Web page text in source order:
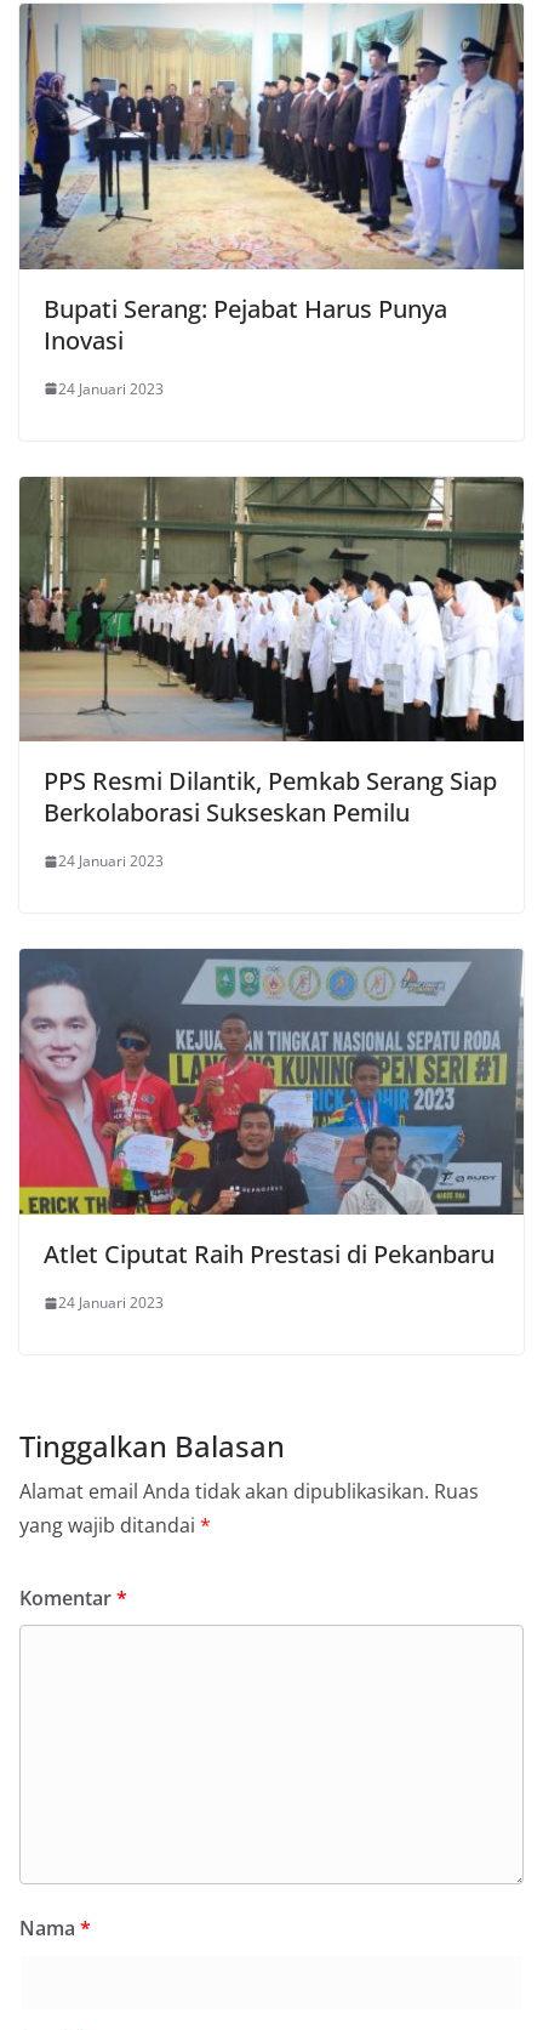
Bupati Serang: Pejabat Harus Punya
Inovasi
24 Januari 2023
PPS Resmi Dilantik, Pemkab Serang Siap
Berkolaborasi Sukseskan Pemilu
24 Januari 2023
Atlet Ciputat Raih Prestasi di Pekanbaru
24 Januari 2023
Tinggalkan Balasan
Alamat email Anda tidak akan dipublikasikan. Ruas
yang wajib ditandai *
Komentar*
Nama *